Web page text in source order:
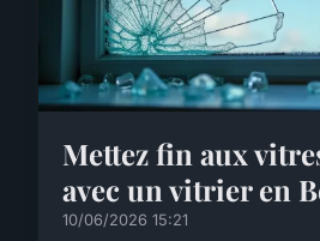
Mettez fin aux
avec un vitrier en
10/06/2026 15:21